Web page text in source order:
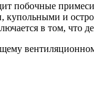
побочные
и
в том, что